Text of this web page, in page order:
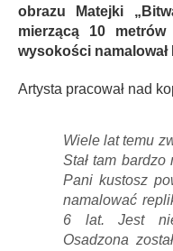
obrazu Matejki
mierzącą 10
wysokości
Artysta pracował nad
Wiele lat temu
Stał tam bardzo
Pani kustosz
namalować
6 lat. Jest
Osadzona